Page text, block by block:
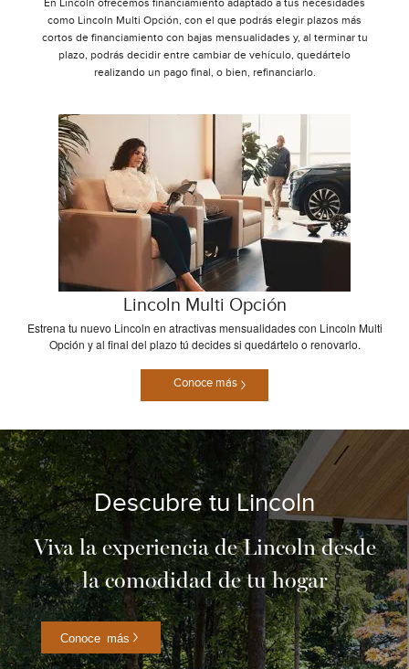
En Lincoln ofrecemos financiamiento adaptado a tus necesidades
como Lincoln Multi Opción, con el que podrás elegir plazos más
cortos de financiamiento con bajas mensualidades y, al terminar tu
plazo, podrás decidir entre cambiar de vehículo, quedártelo
realizando un pago final, o bien, refinanciarlo.
Lincoln Multi Opción
Estrena tu nuevo Lincoln en atractivas mensualidades con Lincoln Multi
Opción y al final del plazo tú decides si quedártelo o renovarlo.
Conoce más
Descubre tu Lincoln
Viva la experiencia de Lincoln desde
la comodidad de tu hogar
Conoce más